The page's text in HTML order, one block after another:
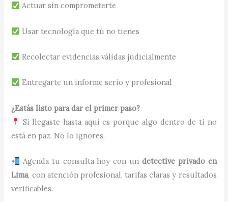
Actuar sin comprometerte
Usar tecnología que tú no tienes
Recolectar evidencias válidas judicialmente
Entregarte un informe serio y profesional
¿Estás listo para dar el primer paso?
Si llegaste hasta aquí es porque algo dentro de ti no
está en paz. No lo ignores.
Agenda tu consulta hoy con un detective privado en
Lima, con atención profesional, tarifas claras y resultados
verificables.